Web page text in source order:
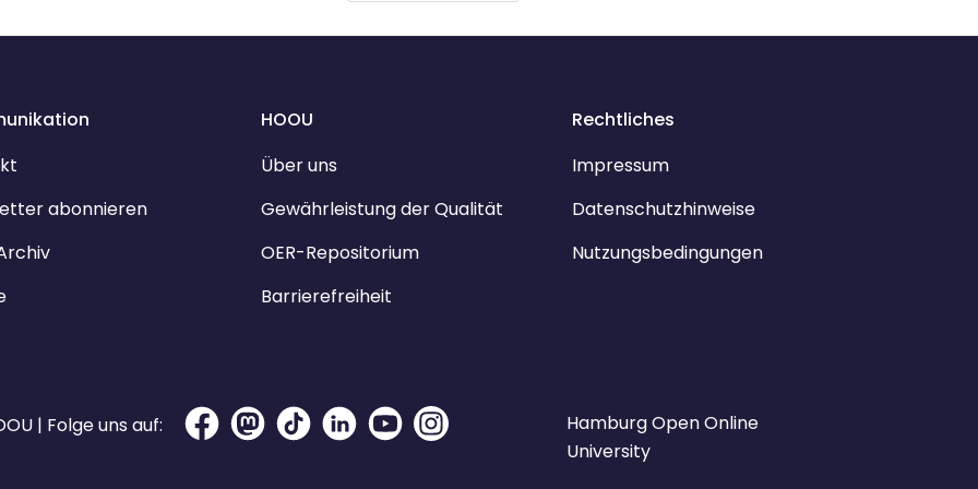
abonnieren
HOOU
Über uns
Gewährleistung der Qualität
OER-Repositorium
Barrierefreiheit
Rechtliches
Impressum
Datenschutzhinweise
Nutzungsbedingungen
| Folge uns auf:
Hamburg Open Online
University